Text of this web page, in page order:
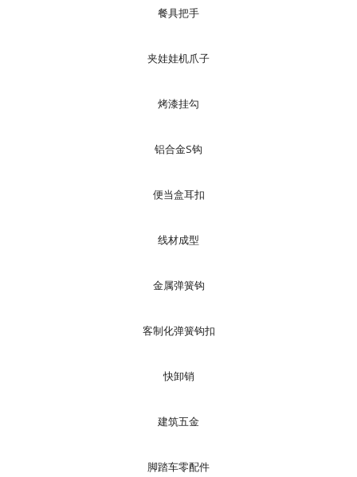
餐具把手
夹娃娃机爪子
烤漆挂勾
铝合金S钩
便当盒耳扣
线材成型
金属弹簧钩
客制化弹簧钩扣
快卸销
建筑五金
脚踏车零配件